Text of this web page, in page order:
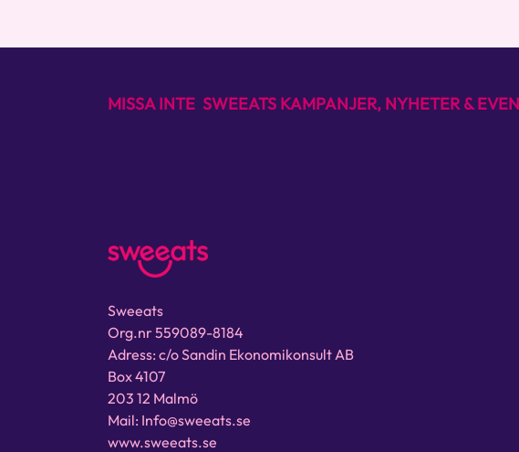
MISSA INTE SWEEATS KAMPANJER, NYHETER &
Sweeats
Org.nr 559089-8184
Adress: c/o Sandin Ekonomikonsult AB
Box 4107
203 12 Malmö
Mail: Info@sweeats.se
www.sweeats.se